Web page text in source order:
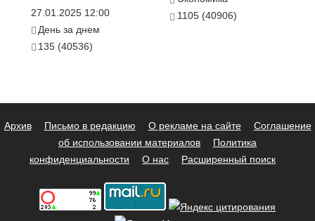
27.01.2025 12:00
День за днем
135 (40536)
1105 (40906)
Архив Письмо в редакцию О рекламе на сайте
Соглашение
об использовании материалов
Политика
конфиденциальности
О нас Расширенный поиск